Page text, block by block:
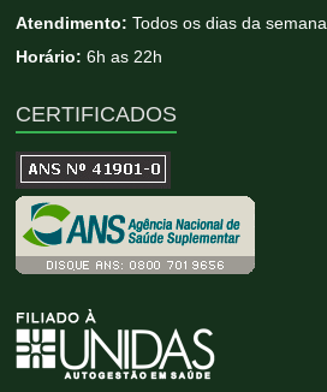
Atendimento: Todos os dias da semana
Horário: 6h as 22h
CERTIFICADOS